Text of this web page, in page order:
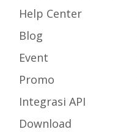
Help Center
Blog
Event
Promo
Integrasi API
Download